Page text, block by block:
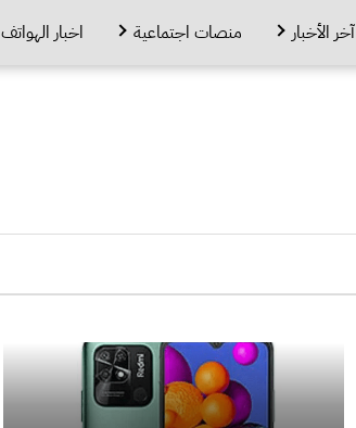
آخر الأخبار منصات اجتماعية اخبار الهواتف